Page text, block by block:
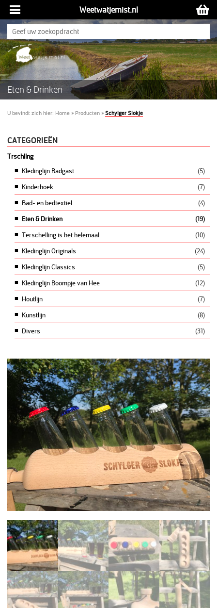
Weetwatjemist.nl
Eten & Drinken
U bevindt zich hier: Home » Producten » Schylger Slokje
CATEGORIEËN
Trschllng
Kledinglijn Badgast
(5)
Kinderhoek
(7)
Bad- en bedtextiel
(4)
Eten & Drinken
(19)
Terschelling is het helemaal
(10)
Kledinglijn Originals
(24)
Kledinglijn Classics
(5)
Kledinglijn Boompje van Hee
(12)
Houtlijn
(7)
Kunstlijn
(8)
Divers
(31)